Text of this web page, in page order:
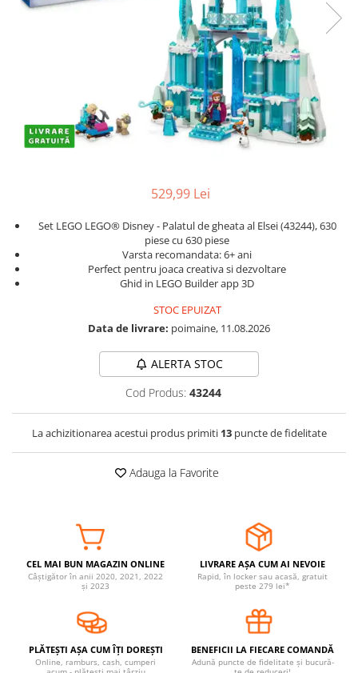
Deflectoare pentru aer conditionat
Casti antifonice pentru copii si
Echipament protectie bicicleta si
ski
Accesorii auto copii
Ochelari de soare
Palarii protectie UV
Accesorii plaja
Somnul bebelusului
Carucioare si scaune auto
Tarcuri copii / bebelusi
Ingrijire bebe si mama
Accesorii bebelusi / nou-nascuti
Diversificare bebelusi
Baia bebelusului
Maternitate
Jucarii dentitie
Jocuri educative
Jucarii bebelusi
529,99 Lei
Set LEGO LEGO® Disney - Palatul de gheata al Elsei (43244), 630
piese cu 630 piese
Varsta recomandata: 6+ ani
Perfect pentru joaca creativa si dezvoltare
Ghid in LEGO Builder app 3D
STOC EPUIZAT
Data de livrare: poimaine, 11.08.2026
ALERTA STOC
Cod Produs: 43244
La achizitionarea acestui produs primiti 13puncte de fidelitate
Adauga la Favorite
CEL MAI BUN MAGAZIN ONLINE
Câștigător în anii 2020, 2021, 2022
și 2023
LIVRARE AȘA CUM AI NEVOIE
Rapid, în locker sau acasă, gratuit
peste 279 lei*
PLĂTEȘTI AȘA CUM ÎȚI DOREȘTI
Online, ramburs, cash, cumperi
BENEFICII LA FIECARE COMANDĂ
Adună puncte de fidelitate și bucură-